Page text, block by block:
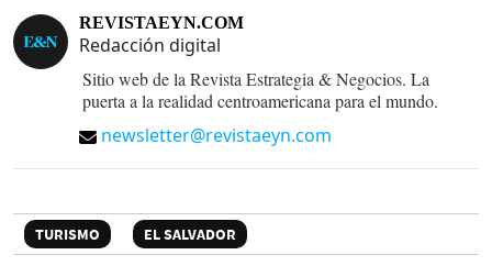
REVISTAEYN.COM
Redacción digital
Sitio web de la Revista Estrategia & Negocios. La
puerta a la realidad centroamericana para el mundo.
newsletter@revistaeyn.com
TURISMO EL SALVADOR